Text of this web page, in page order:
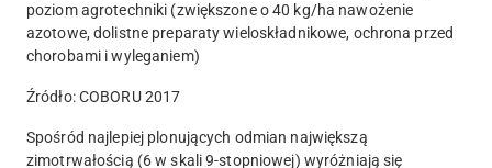
poziom agrotechniki (zwiększone o 40 kg/ha nawożenie
azotowe, dolistne preparaty wieloskładnikowe, ochrona przed
chorobami i wyleganiem)
Źródło: COBORU 2017
Spośród najlepiej plonujących odmian największą
zimotrwałością (6 w skali 9-stopniowej) wyróżniają się